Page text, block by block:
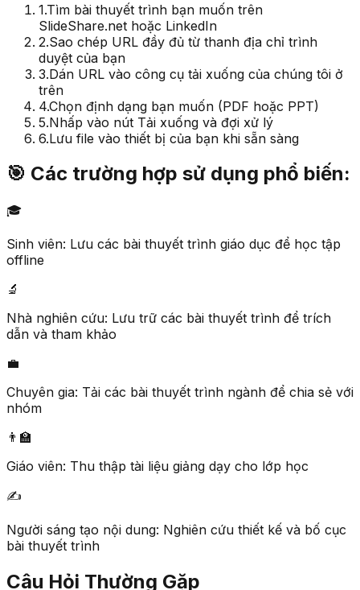
1.Tìm bài thuyết trình bạn muốn trên
SlideShare.net hoặc LinkedIn
2.Sao chép URL đầy đủ từ thanh địa chỉ trình
duyệt của bạn
3.Dán URL vào công cụ tải xuống của chúng tôi ở
trên
4.Chọn định dạng bạn muốn (PDF hoặc PPT)
5.Nhấp vào nút Tải xuống và đợi xử lý
6.Lưu file vào thiết bị của bạn khi sẵn sàng
🎯 Các trường hợp sử dụng phổ biến:
🎓
Sinh viên: Lưu các bài thuyết trình giáo dục để học tập
offline
🔬
Nhà nghiên cứu: Lưu trữ các bài thuyết trình để trích
dẫn và tham khảo
💼
Chuyên gia: Tải các bài thuyết trình ngành để chia sẻ với
nhóm
👨‍🏫
Giáo viên: Thu thập tài liệu giảng dạy cho lớp học
✍️
Người sáng tạo nội dung: Nghiên cứu thiết kế và bố cục
bài thuyết trình
Câu Hỏi Thường Gặp